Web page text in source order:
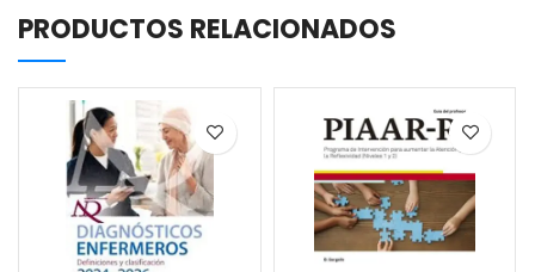
PRODUCTOS RELACIONADOS